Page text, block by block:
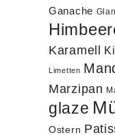
Ganache
Karamell
Limetten
Marzipan
glaze
Ostern